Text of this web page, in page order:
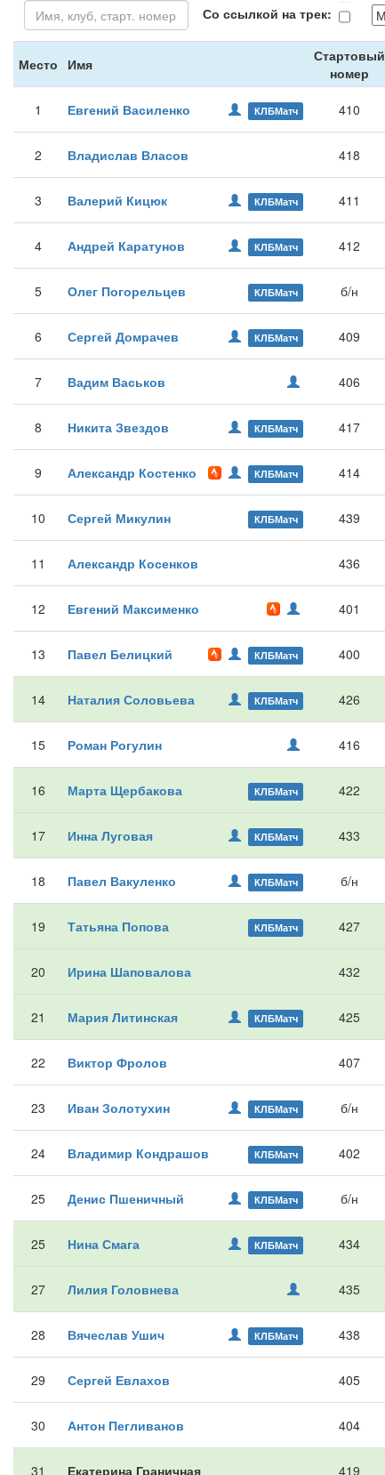
Со ссылкой на трек:
Место Имя
Стартовый
номер
1 КЛБМатч
Евгений Василенко 410
2 Владислав Власов 418
3 КЛБМатч
Валерий Кицюк 411
4 КЛБМатч
Андрей Каратунов 412
5 КЛБМатч
Олег Погорельцев б/н
6 КЛБМатч
Сергей Домрачев 409
7 Вадим Васьков 406
8 КЛБМатч
Никита Звездов 417
9 КЛБМатч
Александр Костенко 414
10 КЛБМатч
Сергей Микулин 439
11 Александр Косенков 436
12 Евгений Максименко 401
13 КЛБМатч
Павел Белицкий 400
14 КЛБМатч
Наталия Соловьева 426
15 Роман Рогулин 416
16 КЛБМатч
Марта Щербакова 422
17 КЛБМатч
Инна Луговая 433
18 КЛБМатч
Павел Вакуленко б/н
19 КЛБМатч
Татьяна Попова 427
20 Ирина Шаповалова 432
21 КЛБМатч
Мария Литинская 425
22 Виктор Фролов 407
23 КЛБМатч
Иван Золотухин б/н
24 КЛБМатч
Владимир Кондрашов 402
25 КЛБМатч
Денис Пшеничный б/н
25 КЛБМатч
Нина Смага 434
27 Лилия Головнева 435
28 КЛБМатч
Вячеслав Ушич 438
29 Сергей Евлахов 405
30 Антон Пегливанов 404
31 Екатерина Граничная 419